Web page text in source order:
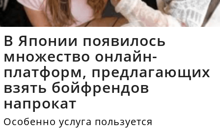
В Японии появилось
множество онлайн-
платформ, предлагающих
взять бойфрендов
напрокат
Особенно услуга пользуется